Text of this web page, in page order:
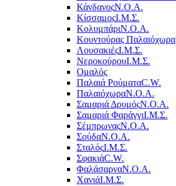
ΚάνδανοςΝ.Ο.Α.
ΚίσσαμοςΙ.Μ.Σ.
ΚολυμπάριΝ.Ο.Α.
Κουντούρας Παλαιόχωρα
ΛουσακιέςΙ.Μ.Σ.
ΝεροκούρουΙ.Μ.Σ.
Ομαλός
Παλαιά ΡούματαC.W.
ΠαλαιόχωραΝ.Ο.Α.
Σαμαριά ΔρυμόςΝ.Ο.Α.
Σαμαριά ΦαράγγιΙ.Μ.Σ.
ΣέμπρωναςΝ.Ο.Α.
ΣούδαΝ.Ο.Α.
ΣταλόςΙ.Μ.Σ.
ΣφακιάC.W.
ΦαλάσαρναΝ.Ο.Α.
ΧανιάΙ.Μ.Σ.